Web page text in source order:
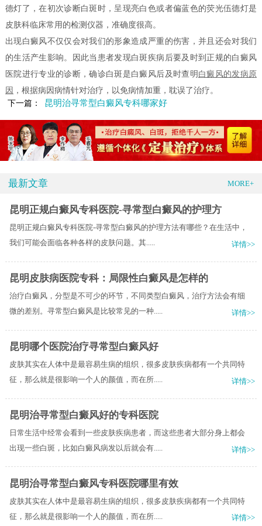
德灯了，在初次诊断白斑时，呈现亮白色或者偏蓝色的荧光伍德灯是
皮肤科临床常用的检测仪器，准确度很高。
出现白癜风不仅仅会对我们的形象造成严重的伤害，并且还会对我们
的生活产生影响。因此当患者发现白斑疾病后要及时到正规的白癜风
医院进行专业的诊断，确诊白斑是白癜风后及时查明 白癜风的发病原
因 ，根据病因病情针对治疗，以免病情加重，耽误了治疗。
下一篇：
昆明治寻常型白癜风专科哪家好
最新文章 MORE+
昆明正规白癜风专科医院-寻常型白癜风的护理方
昆明正规白癜风专科医院-寻常型白癜风的护理方法有哪些？在生活中，
我们可能会面临各种各样的皮肤问题。其.....
详情>>
昆明皮肤病医院专科：局限性白癜风是怎样的
治疗白癜风，分型是不可少的环节，不同类型白癜风，治疗方法会有细
微的差别。寻常型白癜风是比较常见的一种.....
详情>>
昆明哪个医院治疗寻常型白癜风好
皮肤其实在人体中是最容易生病的组织，很多皮肤疾病都有一个共同特
征，那么就是很影响一个人的颜值，而在所.....
详情>>
昆明治寻常型白癜风好的专科医院
日常生活中经常会看到一些皮肤疾病患者，而这些患者大部分身上都会
出现一些白斑，比如白癜风病发以后就会有.....
详情>>
昆明治寻常型白癜风专科医院哪里有效
皮肤其实在人体中是最容易生病的组织，很多皮肤疾病都有一个共同特
征，那么就是很影响一个人的颜值，而在所.....
详情>>